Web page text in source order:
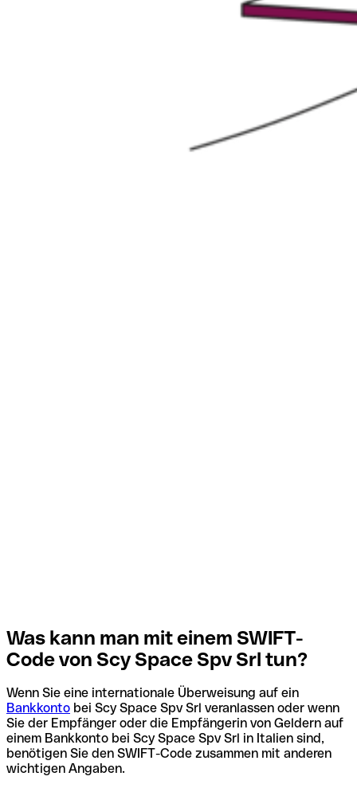
Was kann man mit einem SWIFT-
Code von Scy Space Spv Srl tun?
Wenn Sie eine internationale Überweisung auf ein
Bankkonto bei Scy Space Spv Srl veranlassen oder wenn
Sie der Empfänger oder die Empfängerin von Geldern auf
einem Bankkonto bei Scy Space Spv Srl in Italien sind,
benötigen Sie den SWIFT-Code zusammen mit anderen
wichtigen Angaben.